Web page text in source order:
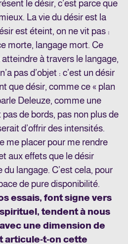
le désir, c’est parce que
La vie du désir est la
est éteint, on ne vit pas :
morte, langage mort. Ce
à travers le langage,
pas d’objet : c’est un désir
que désir, comme ce « plan
Deleuze, comme une
de bords, pas non plus de
d’offrir des intensités.
me placer pour me rendre
aux effets que le désir
langage. C’est cela, pour
de pure disponibilité.
essais, font signe vers
tendent à nous
une dimension de
articule-t-on cette